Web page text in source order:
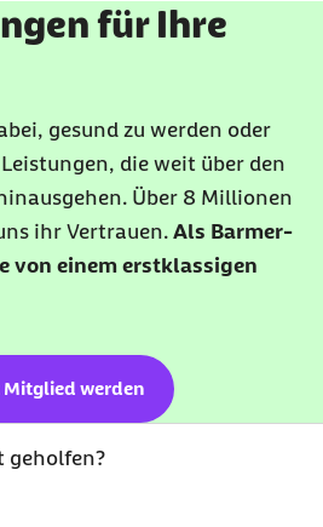
für Ihre
gesund zu werden oder
die weit über den
Über 8 Millionen
ihr Vertrauen. Als Barmer-
von einem erstklassigen
Mitglied werden
geholfen?
Sterne
4 Sterne5 Sterne